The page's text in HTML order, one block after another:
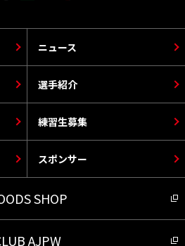
選手紹介
ニュース
スポンサー
練習生募集
SHOP
AJPW